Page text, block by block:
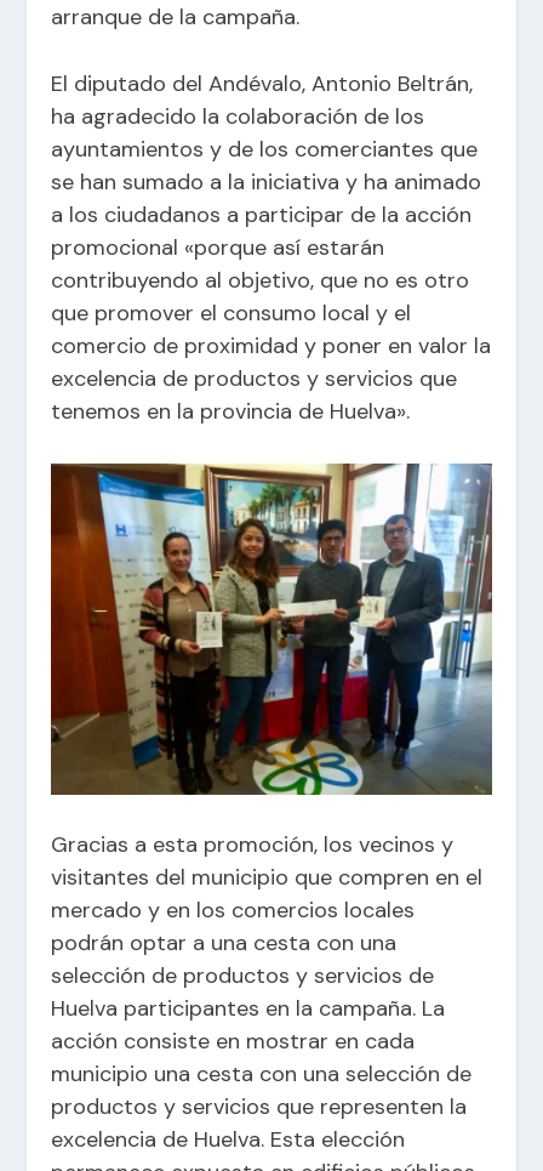
arranque de la campaña.
El diputado del Andévalo, Antonio Beltrán,
ha agradecido la colaboración de los
ayuntamientos y de los comerciantes que
se han sumado a la iniciativa y ha animado
a los ciudadanos a participar de la acción
promocional «porque así estarán
contribuyendo al objetivo, que no es otro
que promover el consumo local y el
comercio de proximidad y poner en valor la
excelencia de productos y servicios que
tenemos en la provincia de Huelva».
Gracias a esta promoción, los vecinos y
visitantes del municipio que compren en el
mercado y en los comercios locales
podrán optar a una cesta con una
selección de productos y servicios de
Huelva participantes en la campaña. La
acción consiste en mostrar en cada
municipio una cesta con una selección de
productos y servicios que representen la
excelencia de Huelva. Esta elección